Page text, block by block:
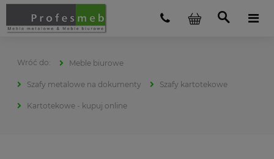
Meble biurowe
Szafy metalowe na dokumenty Szafy kartotekowe
Kartotekowe - kupuj online